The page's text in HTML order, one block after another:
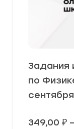
Задания
по
349,00 ₽ –